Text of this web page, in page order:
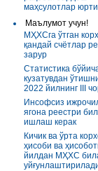
маҳсулотлар
Маълумот учун!
МҲХСга ўтган
қандай счётлар
зарур
Статистика
кузатувдан
2022 йилнинг III
Инсофсиз
ягона реестри
ишлаш керак
Кичик ва ўрта
ҳисоби ва
йилдан МҲХС